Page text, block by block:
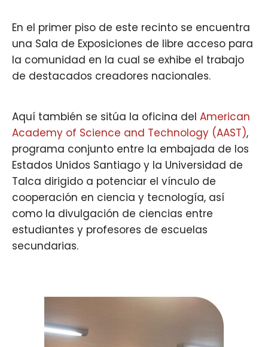
En el primer piso de este recinto se encuentra
una Sala de Exposiciones de libre acceso para
la comunidad en la cual se exhibe el trabajo
de destacados creadores nacionales.
Aquí también se sitúa la oficina del American
Academy of Science and Technology (AAST),
programa conjunto entre la embajada de los
Estados Unidos Santiago y la Universidad de
Talca dirigido a potenciar el vínculo de
cooperación en ciencia y tecnología, así
como la divulgación de ciencias entre
estudiantes y profesores de escuelas
secundarias.